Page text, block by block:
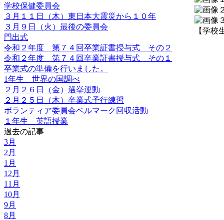
学校保健委員会
３月１１日（木）東日本大震災から１０年
３月９日（火）最後の委員会
門出式
令和２年度 第７４回卒業証書授与式 その２
令和２年度 第７４回卒業証書授与式 その１
卒業式の準備を行いました。
1年生 世界の国調べ
２月２６日（金）選挙運動
２月２５日（木）卒業式予行練習
ボランティア委員会ベルマーク回収活動
１年生 英語授業
過去の記事
3月
2月
1月
12月
11月
10月
9月
8月
【学校